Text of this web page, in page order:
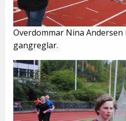
Overdommar Nina
gangreglar.